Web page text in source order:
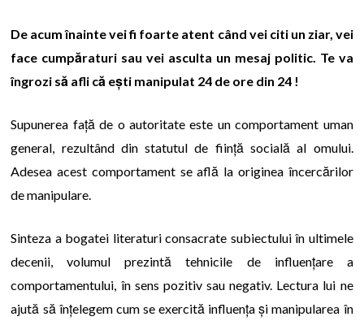
De acum înainte vei fi foarte atent când vei citi un ziar, vei
face cumpăraturi sau vei asculta un mesaj politic. Te va
îngrozi să afli că ești manipulat 24 de ore din 24 !
Supunerea față de o autoritate este un comportament uman
general, rezultând din statutul de ființă socială al omului.
Adesea acest comportament se află la originea încercărilor
de manipulare.
Sinteza a bogatei literaturi consacrate subiectului în ultimele
decenii, volumul prezintă tehnicile de influențare a
comportamentului, în sens pozitiv sau negativ. Lectura lui ne
ajută să înțelegem cum se exercită influența și manipularea în